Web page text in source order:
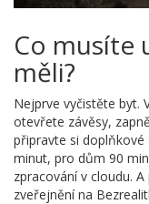
Co musíte
měli?
Nejprve vyčistěte byt.
otevřete závěsy,
připravte si doplňkové
minut, pro dům 90
zpracování v cloudu.
zveřejnění na